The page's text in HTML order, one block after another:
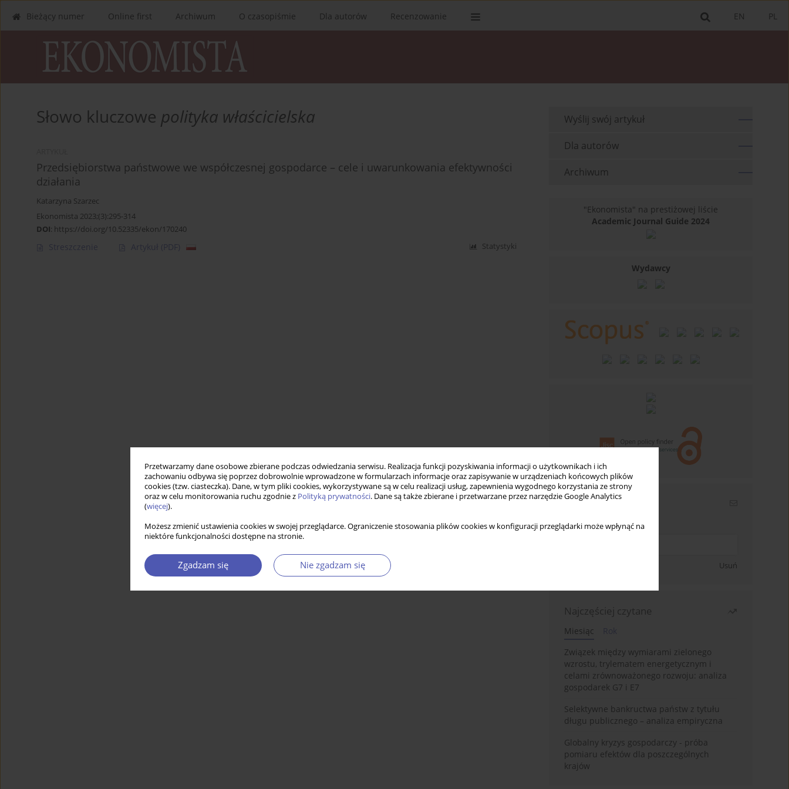
Przetwarzamy dane osobowe zbierane podczas odwiedzania serwisu. Realizacja funkcji pozyskiwania informacji o użytkownikach i ich
zachowaniu odbywa się poprzez dobrowolnie wprowadzone w formularzach informacje oraz zapisywanie w urządzeniach końcowych plików
cookies (tzw. ciasteczka). Dane, w tym pliki cookies, wykorzystywane są w celu realizacji usług, zapewnienia wygodnego korzystania ze strony
oraz w celu monitorowania ruchu zgodnie z Polityką prywatności. Dane są także zbierane i przetwarzane przez narzędzie Google Analytics
(więcej).
Możesz zmienić ustawienia cookies w swojej przeglądarce. Ograniczenie stosowania plików cookies w konfiguracji przeglądarki może wpłynąć na
niektóre funkcjonalności dostępne na stronie.
Zgadzam się Nie zgadzam się
PL
EN
Bieżący numer Online first Archiwum O czasopiśmie Dla autorów Recenzowanie
Słowo kluczowe polityka właścicielska
Przedsiębiorstwa państwowe we współczesnej gospodarce – cele i uwarunkowania efektywności
działania
Katarzyna Szarzec
Ekonomista 2023;(3):295-314
DOI: https://doi.org/10.52335/ekon/170240
Streszczenie Artykuł (PDF) Statystyki
Wyślij swój artykuł
Dla autorów
Archiwum
"Ekonomista" na prestiżowej liście
Academic Journal Guide 2024
Wydawcy
Newsletter
Wpisz swój adres email
Usuń
Najczęściej czytane
Miesiąc
Związek między wymiarami zielonego
wzrostu, trylematem energetycznym i
celami zrównoważonego rozwoju: analiza
gospodarek G7 i E7
Selektywne bankructwa państw z tytułu
długu publicznego – analiza empiryczna
Globalny kryzys gospodarczy - próba
pomiaru efektów dla poszczególnych
krajów